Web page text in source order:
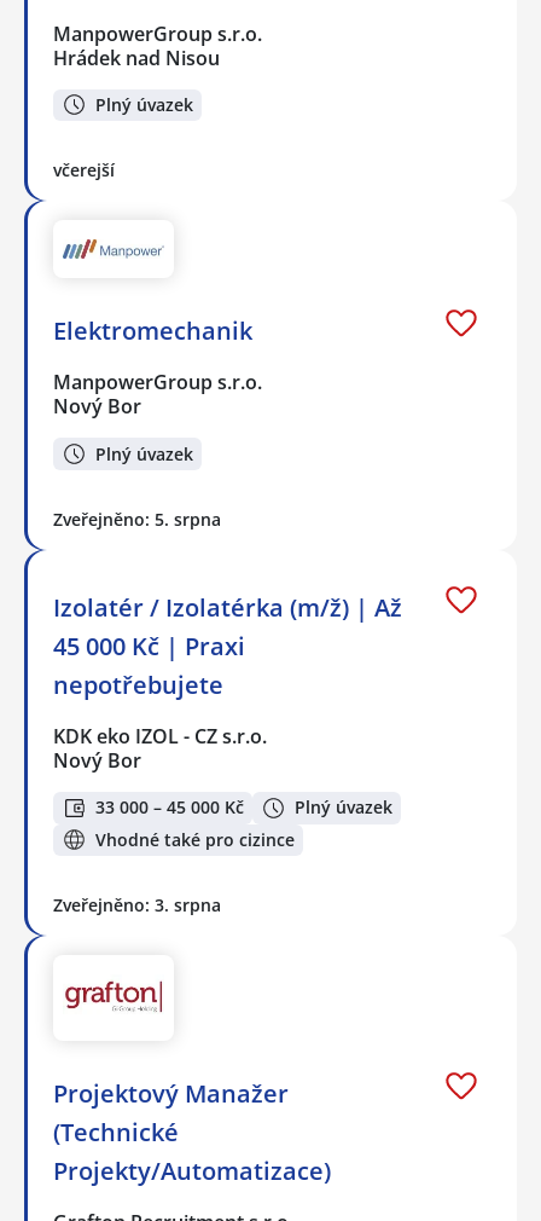
ManpowerGroup s.r.o.
Hrádek nad Nisou
Plný úvazek
včerejší
Elektromechanik
ManpowerGroup s.r.o.
Nový Bor
Plný úvazek
Zveřejněno: 5. srpna
Izolatér / Izolatérka (m/ž) | Až
45 000 Kč | Praxi
nepotřebujete
KDK eko IZOL - CZ s.r.o.
Nový Bor
33 000 – 45 000 Kč
Plný úvazek
Vhodné také pro cizince
Zveřejněno: 3. srpna
Projektový Manažer
(Technické
Projekty/Automatizace)